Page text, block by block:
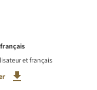
et français